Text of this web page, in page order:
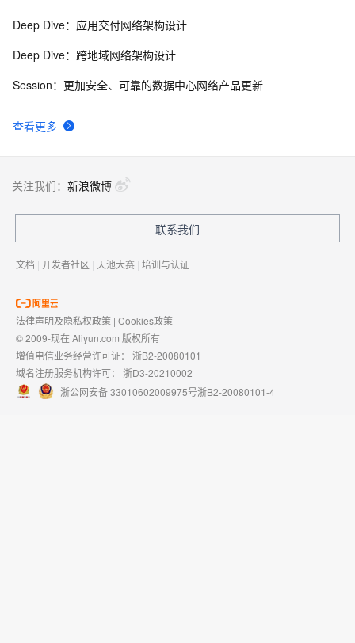
查看更多
Deep Dive：应用交付网络架构设计
Deep Dive：跨地域网络架构设计
Session：更加安全、可靠的数据中心网络产品更新
关注我们： 新浪微博
联系我们
文档 | 开发者社区 | 天池大赛 | 培训与认证
法律声明及隐私权政策 | Cookies政策
© 2009-现在 Aliyun.com 版权所有
增值电信业务经营许可证： 浙B2-20080101
域名注册服务机构许可： 浙D3-20210002
浙公网安备 33010602009975号浙B2-20080101-4